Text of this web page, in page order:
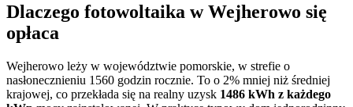
Dlaczego fotowoltaika wWejherowo się
opłaca
Wejherowo leży w województwie pomorskie, w strefie o
nasłonecznieniu 1560 godzin rocznie. To o 2% mniej niż średniej
krajowej, co przekłada się na realny uzysk 1486 kWh z każdego